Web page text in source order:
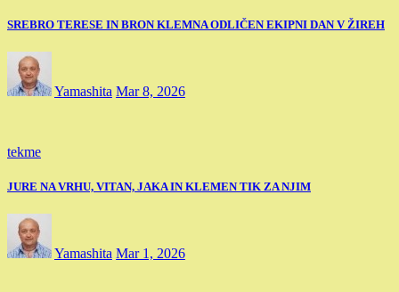
SREBRO TERESE IN BRON KLEMNA ODLIČEN EKIPNI DAN V ŽIREH
Yamashita Mar 8, 2026
tekme
JURE NA VRHU, VITAN, JAKA IN KLEMEN TIK ZA NJIM
Yamashita Mar 1, 2026